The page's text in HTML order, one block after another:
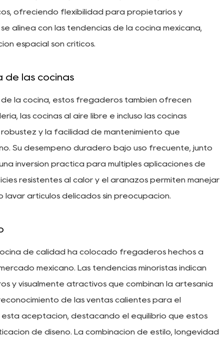
ofreciendo flexibilidad para propietarios y
alinea con las tendencias de la cocina mexicana,
espacial son críticos.
de las cocinas
de la cocina, estos fregaderos también ofrecen
las cocinas al aire libre e incluso las cocinas
y la facilidad de mantenimiento que
Su desempeño duradero bajo uso frecuente, junto
inversión práctica para múltiples aplicaciones de
resistentes al calor y el arañazos permiten manejar
artículos delicados sin preocupación.
de calidad ha colocado fregaderos hechos a
mexicano. Las tendencias minoristas indican
y visualmente atractivos que combinan la artesanía
de las ventas calientes para el
aceptación, destacando el equilibrio que estos
de diseño. La combinación de estilo, longevidad